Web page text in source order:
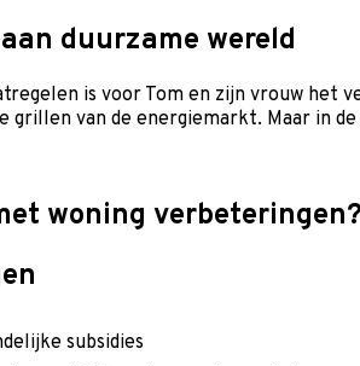
duurzame wereld
is voor Tom en zijn vrouw het
grillen van de energiemarkt. Maar in
woning verbeteringen?
subsidies